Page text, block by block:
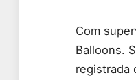
Com
Balloons.
registrada